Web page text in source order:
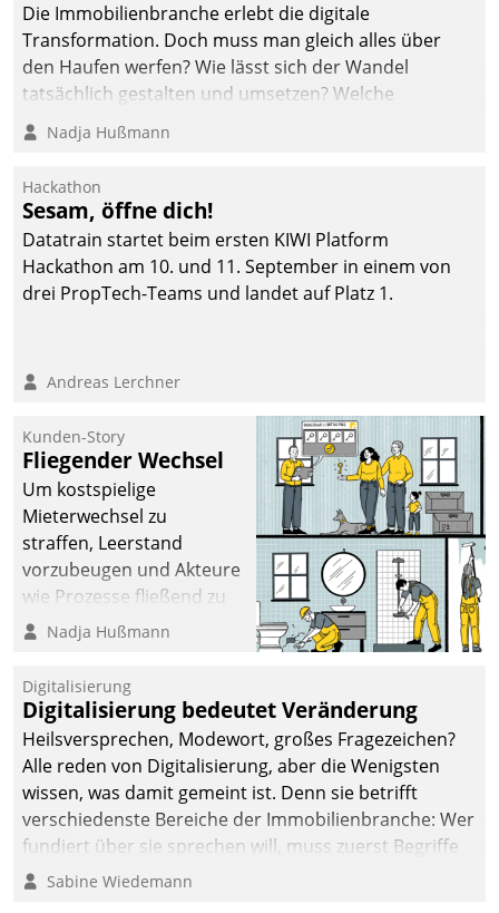
Die Immobilienbranche erlebt die digitale
Transformation. Doch muss man gleich alles über
den Haufen werfen? Wie lässt sich der Wandel
tatsächlich gestalten und umsetzen? Welche
Argumente zählen wirklich?
Nadja Hußmann
Hackathon
Sesam, öffne dich!
Datatrain startet beim ersten KIWI Platform
Hackathon am 10. und 11. September in einem von
drei PropTech-Teams und landet auf Platz 1.
Andreas Lerchner
Kunden-Story
Fliegender Wechsel
Um kostspielige
Mieterwechsel zu
straffen, Leerstand
vorzubeugen und Akteure
wie Prozesse fließend zu
vernetzen, nutzt die
Jahresbeginn eine
Überblick, Einsicht und
Eingriff bietende Lösung.
Zur Entwicklung setzte
man auf
Cloudtechnologie,
bewährte und Startup-
agile Projektmethoden.
Nadja Hußmann
Digitalisierung
Digitalisierung bedeutet Veränderung
Heilsversprechen, Modewort, großes Fragezeichen?
Alle reden von Digitalisierung, aber die Wenigsten
wissen, was damit gemeint ist. Denn sie betrifft
verschiedenste Bereiche der Immobilienbranche: Wer
fundiert über sie sprechen will, muss zuerst Begriffe
klären. Ein Aspekt ist die betriebliche Optimierung:
Sabine Wiedemann